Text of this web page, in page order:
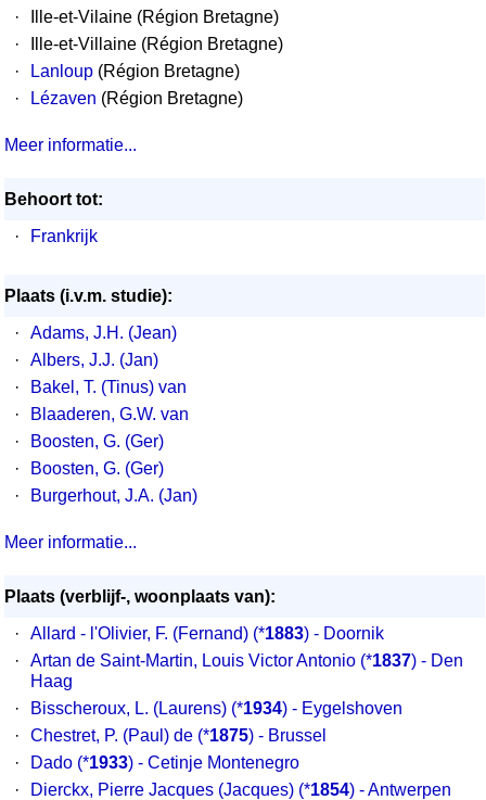
·
Ille-et-Vilaine (Région Bretagne)
·
Ille-et-Villaine (Région Bretagne)
·
Lanloup (Région Bretagne)
·
Lézaven (Région Bretagne)
Meer informatie...
Behoort tot:
·
Frankrijk
Plaats (i.v.m. studie):
·
Adams, J.H. (Jean)
·
Albers, J.J. (Jan)
·
Bakel, T. (Tinus) van
·
Blaaderen, G.W. van
·
Boosten, G. (Ger)
·
Boosten, G. (Ger)
·
Burgerhout, J.A. (Jan)
Meer informatie...
Plaats (verblijf-, woonplaats van):
·
Allard - l'Olivier, F. (Fernand) (*1883) - Doornik
·
Artan de Saint-Martin, Louis Victor Antonio (*1837) - Den
Haag
·
Bisscheroux, L. (Laurens) (*1934) - Eygelshoven
·
Chestret, P. (Paul) de (*1875) - Brussel
·
Dado (*1933) - Cetinje Montenegro
·
Dierckx, Pierre Jacques (Jacques) (*1854) - Antwerpen